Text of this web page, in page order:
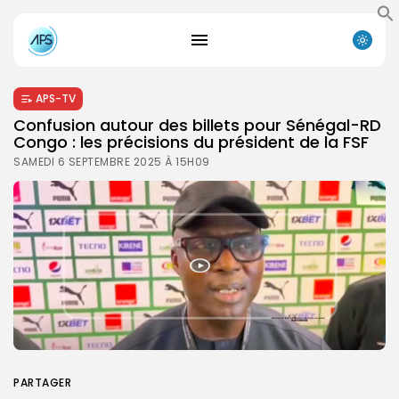
APS-TV
Confusion autour des billets pour Sénégal-RD
Congo : les précisions du président de la FSF
SAMEDI 6 SEPTEMBRE 2025 À 15H09
PARTAGER